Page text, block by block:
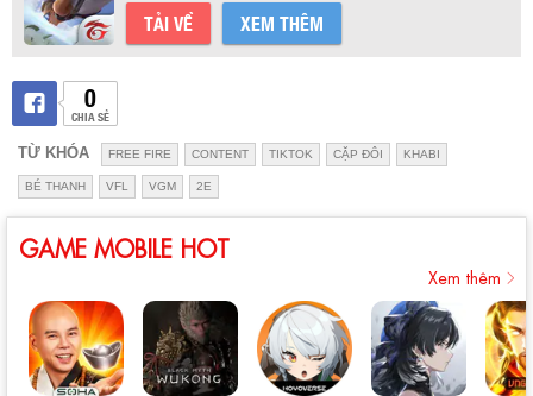
TẢI VỀ XEM THÊM
0
CHIA SẺ
TỪ KHÓA FREE FIRE CONTENT TIKTOK CẶP ĐÔI KHABI
BÉ THANH VFL VGM 2E
GAME MOBILE HOT
Xem thêm